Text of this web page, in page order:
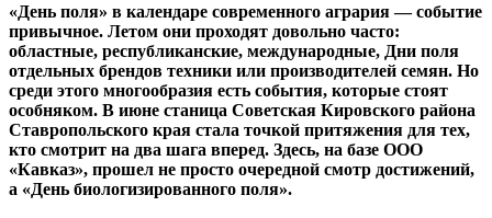
«День поля» в календаре современного агрария — событие
привычное. Летом они проходят довольно часто:
областные, республиканские, международные, Дни поля
отдельных брендов техники или производителей семян. Но
среди этого многообразия есть события, которые стоят
особняком. В июне станица Советская Кировского района
Ставропольского края стала точкой притяжения для тех,
кто смотрит на два шага вперед. Здесь, на базе ООО
«Кавказ», прошел не просто очередной смотр достижений,
а «День биологизированного поля».